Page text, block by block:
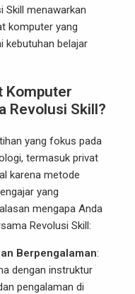
Skill menawarkan
komputer yang
kebutuhan belajar
Komputer
Revolusi Skill?
yang fokus pada
termasuk privat
karena metode
yang
mengapa Anda
Revolusi Skill:
Berpengalaman:
dengan instruktur
pengalaman di